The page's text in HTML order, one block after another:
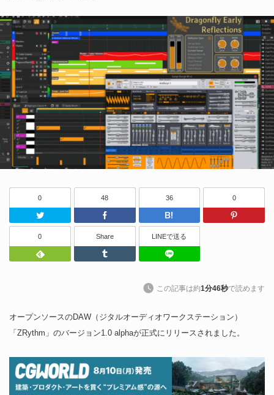
0
Twitter
48
Facebook
36
はてなブッ
0
0
Feedly
Share
Tumblr
LINEで送る
この記事は約1分46秒で読めます
オープンソースのDAW（ジタルオーディオワークステーション）
「ZRythm」のバージョン1.0 alphaが正式にリリースされました。